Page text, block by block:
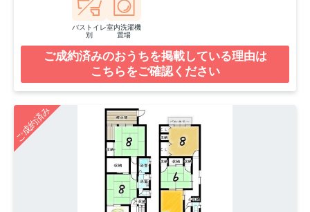
バストイレ
別
室内洗濯機
置場
ご成約済みのおうちを掲載している理由は
こちらをご確認ください
ご成約済み